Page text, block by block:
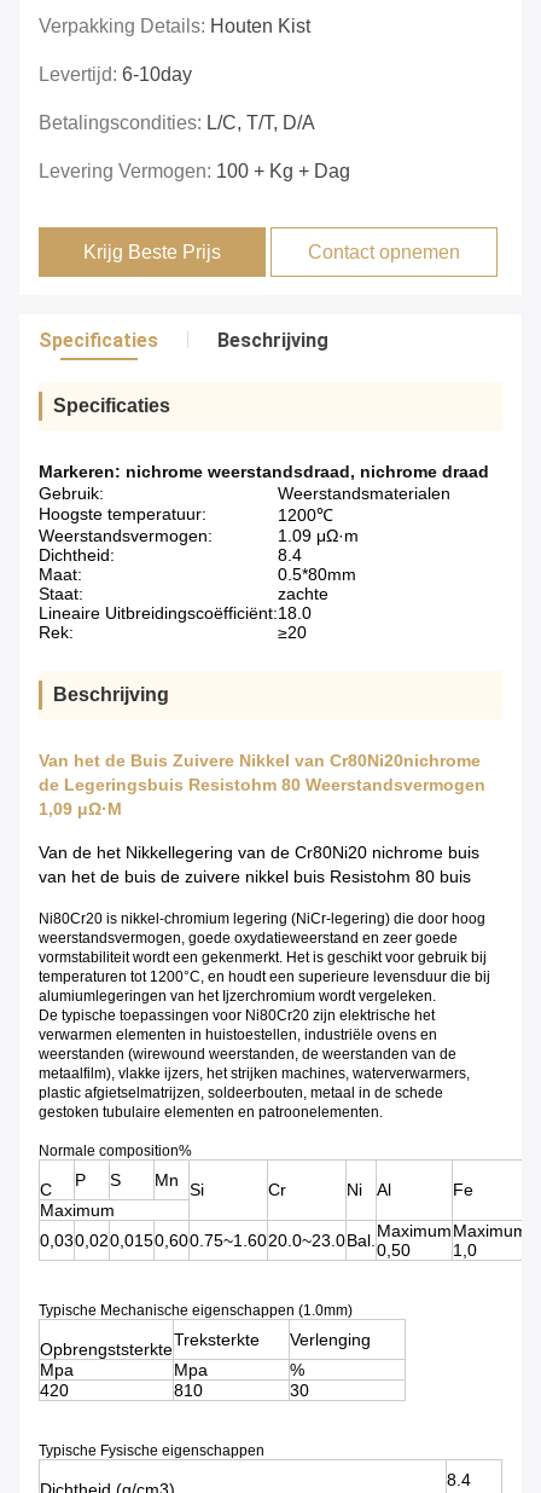
Verpakking Details: Houten Kist
Levertijd: 6-10day
Betalingscondities: L/C, T/T, D/A
Levering Vermogen: 100 + Kg + Dag
Krijg Beste Prijs Contact opnemen
Specificaties Beschrijving
Specificaties
Markeren: nichrome weerstandsdraad, nichrome draad
Gebruik:
Weerstandsmaterialen
Hoogste temperatuur:
1200℃
Weerstandsvermogen:
1.09 μΩ·m
Dichtheid:
8.4
Maat:
0.5*80mm
Staat:
zachte
Lineaire Uitbreidingscoëfficiënt:18.0
Rek:
≥20
Beschrijving
Van het de Buis Zuivere Nikkel van Cr80Ni20nichrome
de Legeringsbuis Resistohm 80 Weerstandsvermogen
1,09 μΩ·M
Van de het Nikkellegering van de Cr80Ni20 nichrome buis
van het de buis de zuivere nikkel buis Resistohm 80 buis
Ni80Cr20 is nikkel-chromium legering (NiCr-legering) die door hoog
weerstandsvermogen, goede oxydatieweerstand en zeer goede
vormstabiliteit wordt een gekenmerkt. Het is geschikt voor gebruik bij
temperaturen tot 1200°C, en houdt een superieure levensduur die bij
alumiumlegeringen van het Ijzerchromium wordt vergeleken.
De typische toepassingen voor Ni80Cr20 zijn elektrische het
verwarmen elementen in huistoestellen, industriële ovens en
weerstanden (wirewound weerstanden, de weerstanden van de
metaalfilm), vlakke ijzers, het strijken machines, waterverwarmers,
plastic afgietselmatrijzen, soldeerbouten, metaal in de schede
gestoken tubulaire elementen en patroonelementen.
Normale composition%
C P S Mn Si Cr Ni Al Fe
Maximum
0,030,020,0150,600.75~1.6020.0~23.0Bal.Maximum
0,50
Maximum
1,0
Typische Mechanische eigenschappen (1.0mm)
OpbrengststerkteTreksterkte
Verlenging
Mpa
Mpa
%
420
810 30
Typische Fysische eigenschappen
8.4